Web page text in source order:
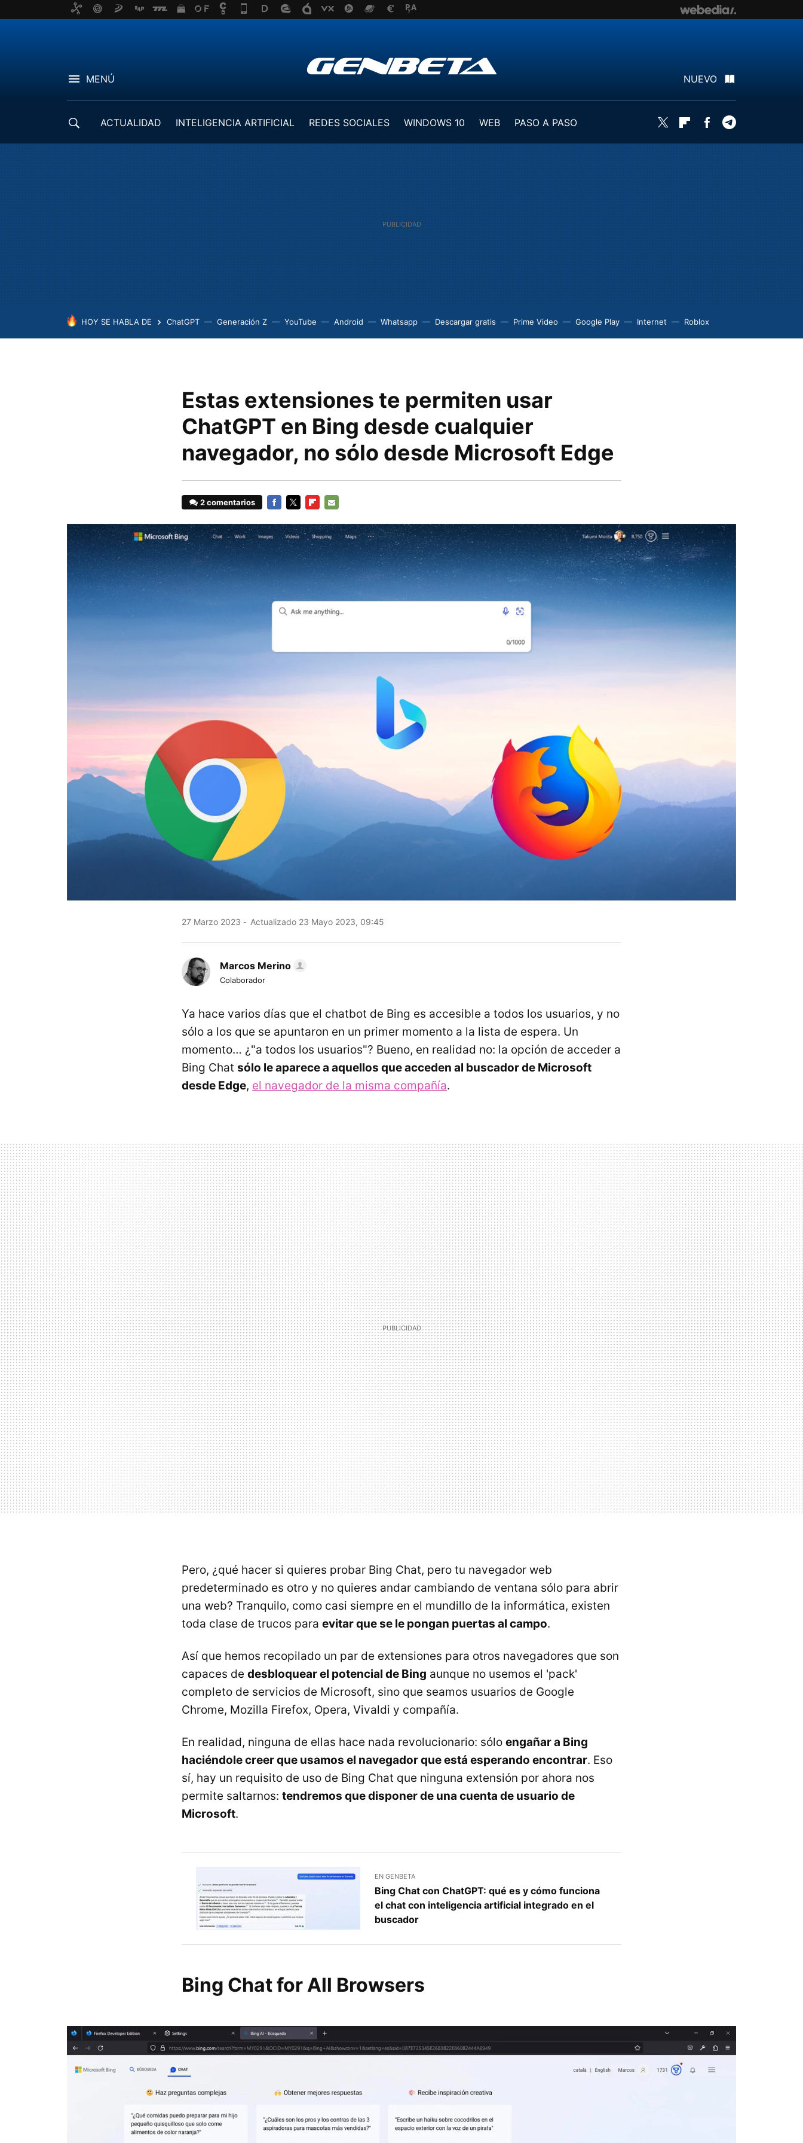
MENÚ NUEVO
ACTUALIDAD INTELIGENCIA ARTIFICIAL REDES SOCIALES WINDOWS 10 WEB
PASO A PASO
Twitter FlipboardFacebook
HOY SE HABLA DE ChatGPT Generación Z YouTube Android Whatsapp Descargar gratis Prime Video Google Play Internet Roblox
Estas extensiones te permiten usar
ChatGPT en Bing desde cualquier
navegador, no sólo desde Microsoft Edge
2 comentarios
MAIL
27 Marzo 2023 Actualizado 23 Mayo 2023, 09:45
Marcos Merino
Colaborador
Ya hace varios días que el chatbot de Bing es accesible a todos los usuarios, y no
sólo a los que se apuntaron en un primer momento a la lista de espera. Un
momento… ¿"a todos los usuarios"? Bueno, en realidad no: la opción de acceder a
Bing Chat sólo le aparece a aquellos que acceden al buscador de Microsoft
desde Edge, el navegador de la misma compañía.
Pero, ¿qué hacer si quieres probar Bing Chat, pero tu navegador web
predeterminado es otro y no quieres andar cambiando de ventana sólo para abrir
una web? Tranquilo, como casi siempre en el mundillo de la informática, existen
toda clase de trucos para evitar que se le pongan puertas al campo.
Así que hemos recopilado un par de extensiones para otros navegadores que son
capaces de desbloquear el potencial de Bing aunque no usemos el 'pack'
completo de servicios de Microsoft, sino que seamos usuarios de Google
Chrome, Mozilla Firefox, Opera, Vivaldi y compañía.
En realidad, ninguna de ellas hace nada revolucionario: sólo engañar a Bing
haciéndole creer que usamos el navegador que está esperando encontrar. Eso
sí, hay un requisito de uso de Bing Chat que ninguna extensión por ahora nos
permite saltarnos: tendremos que disponer de una cuenta de usuario de
Microsoft.
EN GENBETA
Bing Chat con ChatGPT: qué es y cómo funciona
el chat con inteligencia artificial integrado en el
buscador
Bing Chat for All Browsers